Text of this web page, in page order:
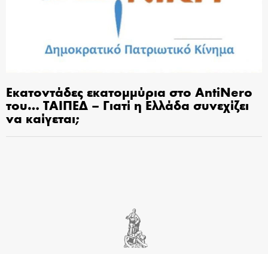
Εκατοντάδες εκατομμύρια στο AntiNero
του… ΤΑΙΠΕΔ – Γιατί η Ελλάδα συνεχίζει
να καίγεται;